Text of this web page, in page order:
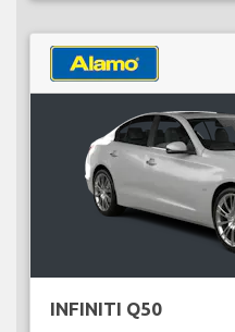
INFINITI Q50